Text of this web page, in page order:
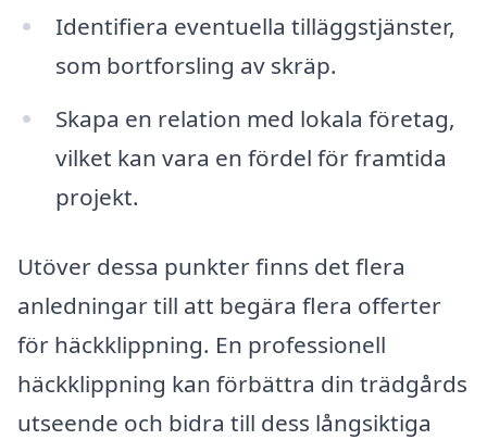
Identifiera eventuella tilläggstjänster,
som bortforsling av skräp.
Skapa en relation med lokala företag,
vilket kan vara en fördel för framtida
projekt.
Utöver dessa punkter finns det flera
anledningar till att begära flera offerter
för häckklippning. En professionell
häckklippning kan förbättra din trädgårds
utseende och bidra till dess långsiktiga